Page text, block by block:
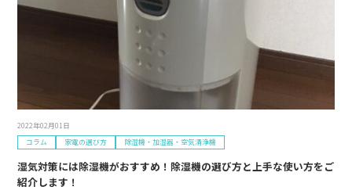
2022年02月01日
コラム
家電の選び方 除湿機・加湿器・空気清浄機
湿気対策には除湿機がおすすめ！除湿機の選び方と上手な使い方をご
紹介します！